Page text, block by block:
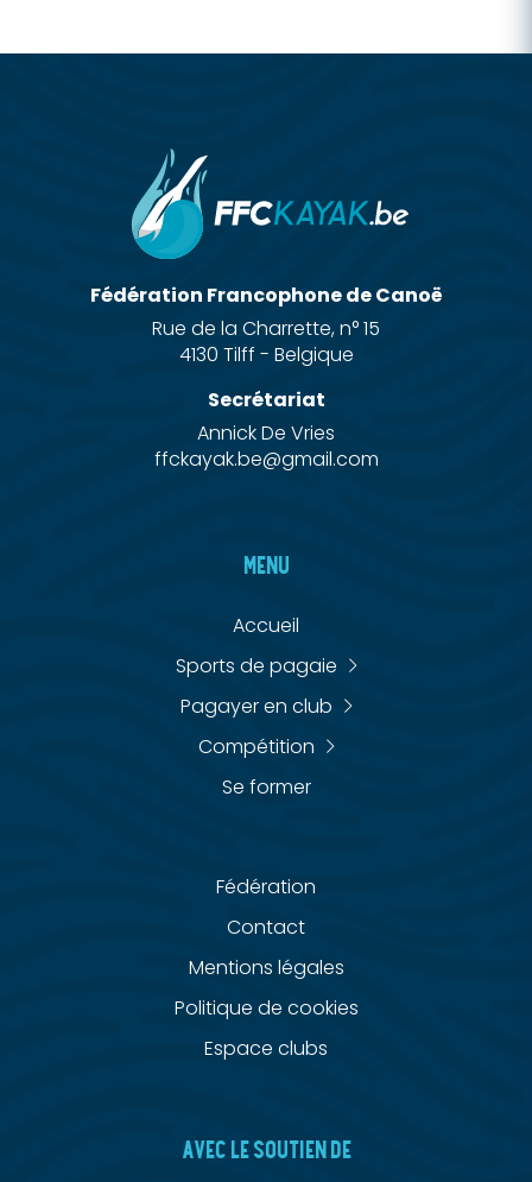
Fédération Francophone de Canoë
Rue de la Charrette, n° 15
4130 Tilff - Belgique
Secrétariat
Annick De Vries
ffckayak.be@gmail.com
MENU
Accueil
Sports de pagaie
Pagayer en club
Compétition
Se former
Fédération
Contact
Mentions légales
Politique de cookies
Espace clubs
AVEC LE SOUTIEN DE